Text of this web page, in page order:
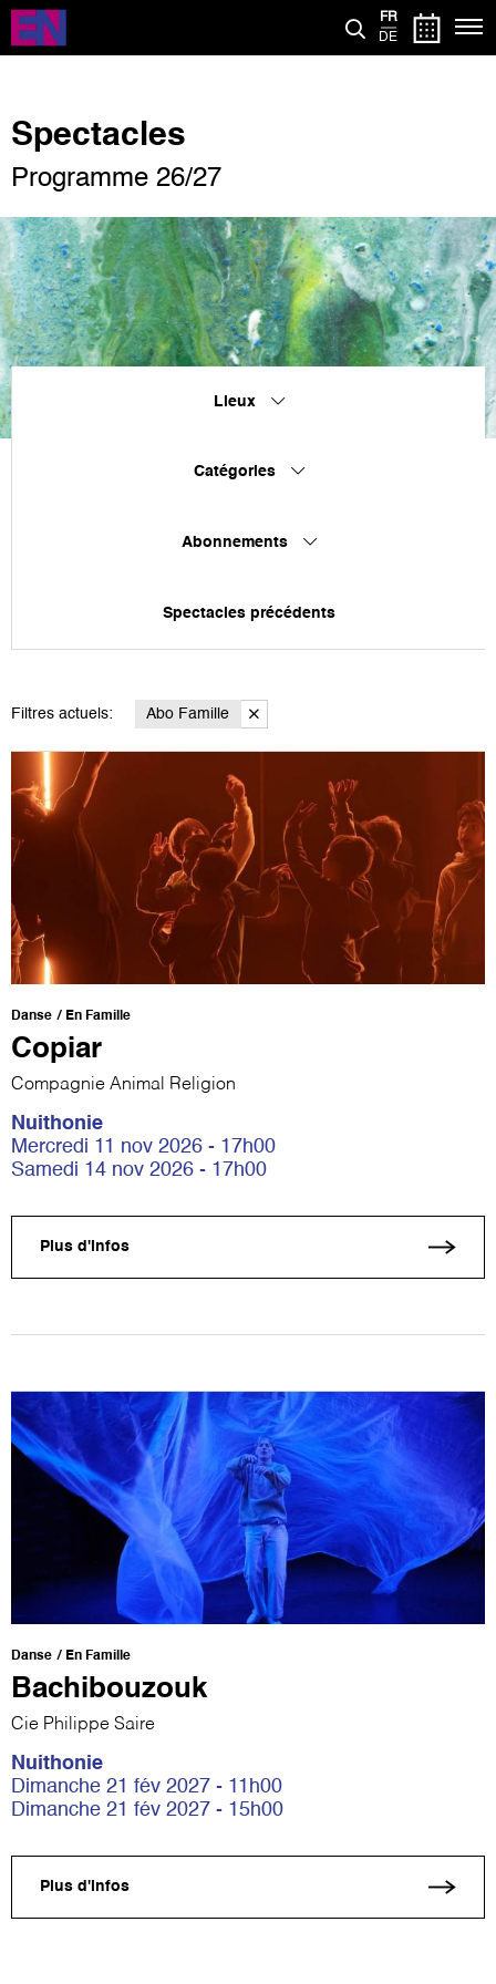
Aller
contenu
FR
DE
Spectacles
Programme 26/27
Lieux
Catégories
Abonnements
Spectacles précédents
Filtres actuels: Abo Famille
Danse En Famille
Copiar
Compagnie Animal Religion
Nuithonie
Mercredi 11 nov 2026 - 17h00
Samedi 14 nov 2026 - 17h00
Plus d'infos
Danse En Famille
Bachibouzouk
Cie Philippe Saire
Nuithonie
Dimanche 21 fév 2027 - 11h00
Dimanche 21 fév 2027 - 15h00
Plus d'infos